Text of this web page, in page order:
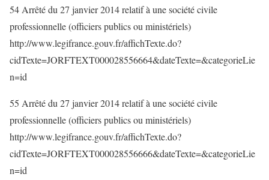
54 Arrêté du 27 janvier 2014 relatif à une société civile
professionnelle (officiers publics ou ministériels)
http://www.legifrance.gouv.fr/affichTexte.do?
cidTexte=JORFTEXT000028556664&dateTexte=&categorieLie
n=id
55 Arrêté du 27 janvier 2014 relatif à une société civile
professionnelle (officiers publics ou ministériels)
http://www.legifrance.gouv.fr/affichTexte.do?
cidTexte=JORFTEXT000028556666&dateTexte=&categorieLie
n=id